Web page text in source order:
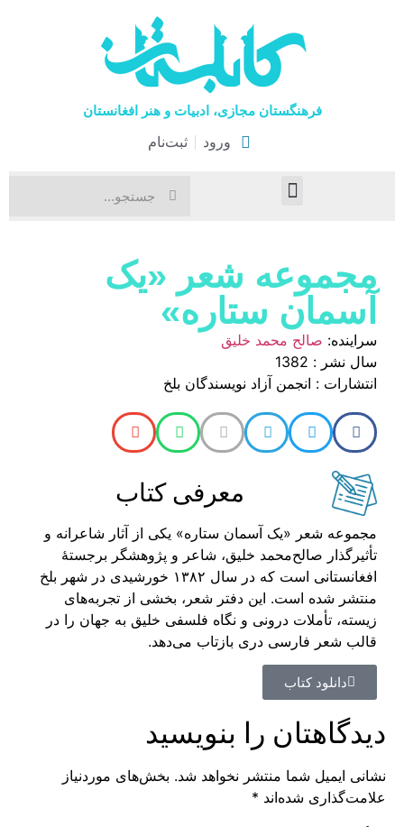
فرهنگستان مجازی، ادبیات و هنر افغانستان
ورود ثبت‌نام
مجموعه‌ شعر «یک
آسمان ستاره»
سراینده: صالح محمد خلیق
سال نشر : 1382
انتشارات : انجمن آزاد نویسندگان بلخ
معرفی کتاب
مجموعه‌ شعر «یک آسمان ستاره» یکی از آثار شاعرانه و
تأثیرگذار صالح‌محمد خلیق، شاعر و پژوهشگر برجستهٔ
افغانستانی است که در سال ۱۳۸۲ خورشیدی در شهر بلخ
منتشر شده است. این دفتر شعر، بخشی از تجربه‌های
زیسته، تأملات درونی و نگاه فلسفی خلیق به جهان را در
قالب شعر فارسی دری بازتاب می‌دهد.
دانلود کتاب
دیدگاهتان را بنویسید
نشانی ایمیل شما منتشر نخواهد شد. بخش‌های موردنیاز
علامت‌گذاری شده‌اند *